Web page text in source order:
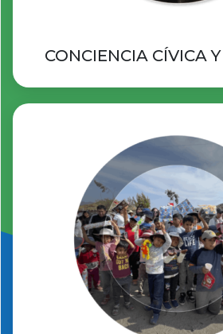
CONCIENCIA CÍVICA